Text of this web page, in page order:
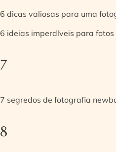
6 dicas valiosas para uma
6 ideias imperdíveis para
7
7 segredos de fotografia
8